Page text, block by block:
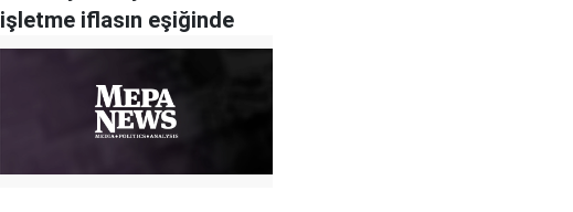
işletme iflasın eşiğinde